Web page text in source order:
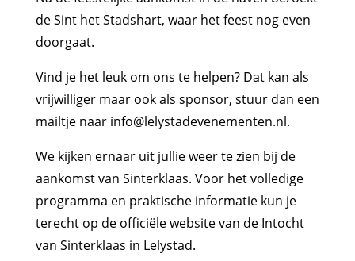
de Sint het Stadshart, waar het feest nog even
doorgaat.
Vind je het leuk om ons te helpen? Dat kan als
vrijwilliger maar ook als sponsor, stuur dan een
mailtje naar info@lelystadevenementen.nl.
We kijken ernaar uit jullie weer te zien bij de
aankomst van Sinterklaas. Voor het volledige
programma en praktische informatie kun je
terecht op de officiële website van de Intocht
van Sinterklaas in Lelystad.